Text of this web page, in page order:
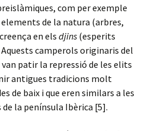
com per exemple
de la natura (arbres,
en els djins (esperits
camperols originaris del
patir la repressió de les elits
antigues tradicions molt
de baix i que eren similars a les
la península Ibèrica [5].